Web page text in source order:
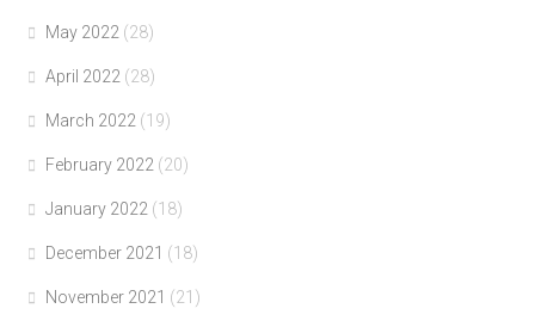
May 2022 (28)
April 2022 (28)
March 2022 (19)
February 2022 (20)
January 2022 (18)
December 2021 (18)
November 2021 (21)